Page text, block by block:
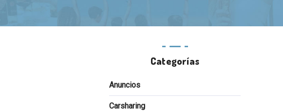
Categorías
Anuncios
Carsharing